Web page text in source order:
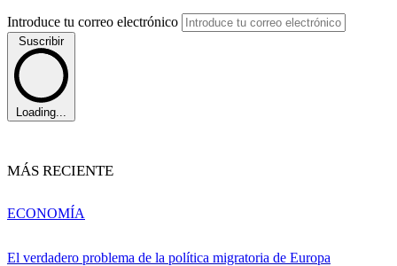
Introduce tu correo electrónico
Suscribir
Loading...
MÁS RECIENTE
El verdadero problema de la política migratoria de Europa
ECONOMÍA